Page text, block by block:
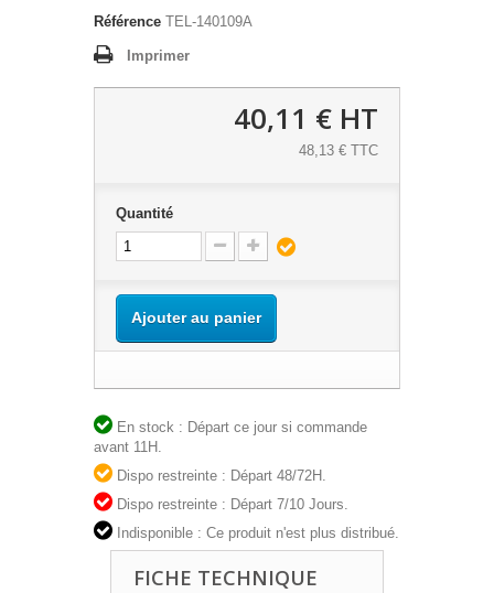
Référence TEL-140109A
Imprimer
40,11 € HT
48,13 € TTC
Quantité
Ajouter au panier
En stock : Départ ce jour si commande
avant 11H.
Dispo restreinte : Départ 48/72H.
Dispo restreinte : Départ 7/10 Jours.
Indisponible : Ce produit n'est plus distribué.
FICHE TECHNIQUE